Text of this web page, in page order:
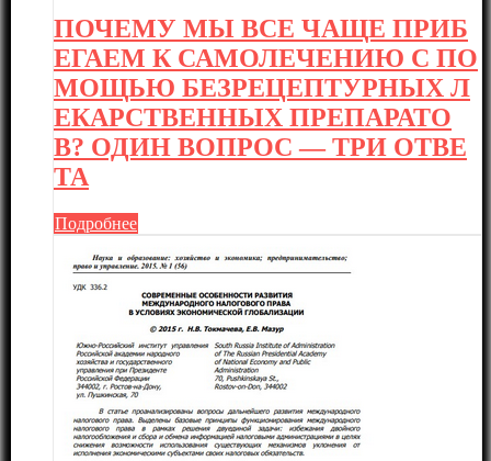
ПОЧЕМУ МЫ ВСЕ ЧАЩЕ ПРИБ
ЕГАЕМ К САМОЛЕЧЕНИЮ С ПО
МОЩЬЮ БЕЗРЕЦЕПТУРНЫХ Л
ЕКАРСТВЕННЫХ ПРЕПАРАТО
В? ОДИН ВОПРОС — ТРИ ОТВЕ
ТА
Подробнее